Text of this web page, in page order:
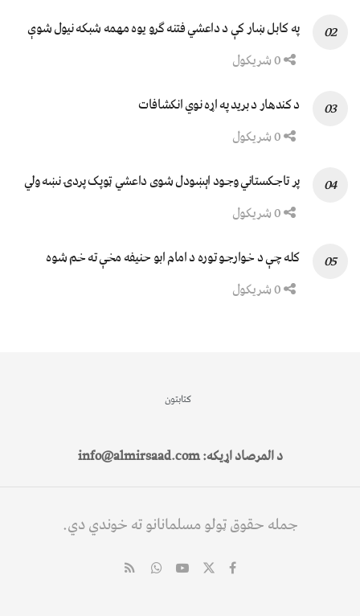
په کابل ښار کې د داعشي فتنه ګرو يوه مهمه شبکه نيول شوې
د کندهار د برید په اړه نوي انکشافات
پر تاجکستاني وجود اېښودل شوی داعشي ټوپک پردۍ نښه ولي
کله چې د خوارجو توره د امام ابو حنیفه مخې ته خم شوه
کتابتون
د المرصاد اړیکه: info@almirsaad.com
جمله حقوق ټولو مسلمانانو ته خوندي دي.